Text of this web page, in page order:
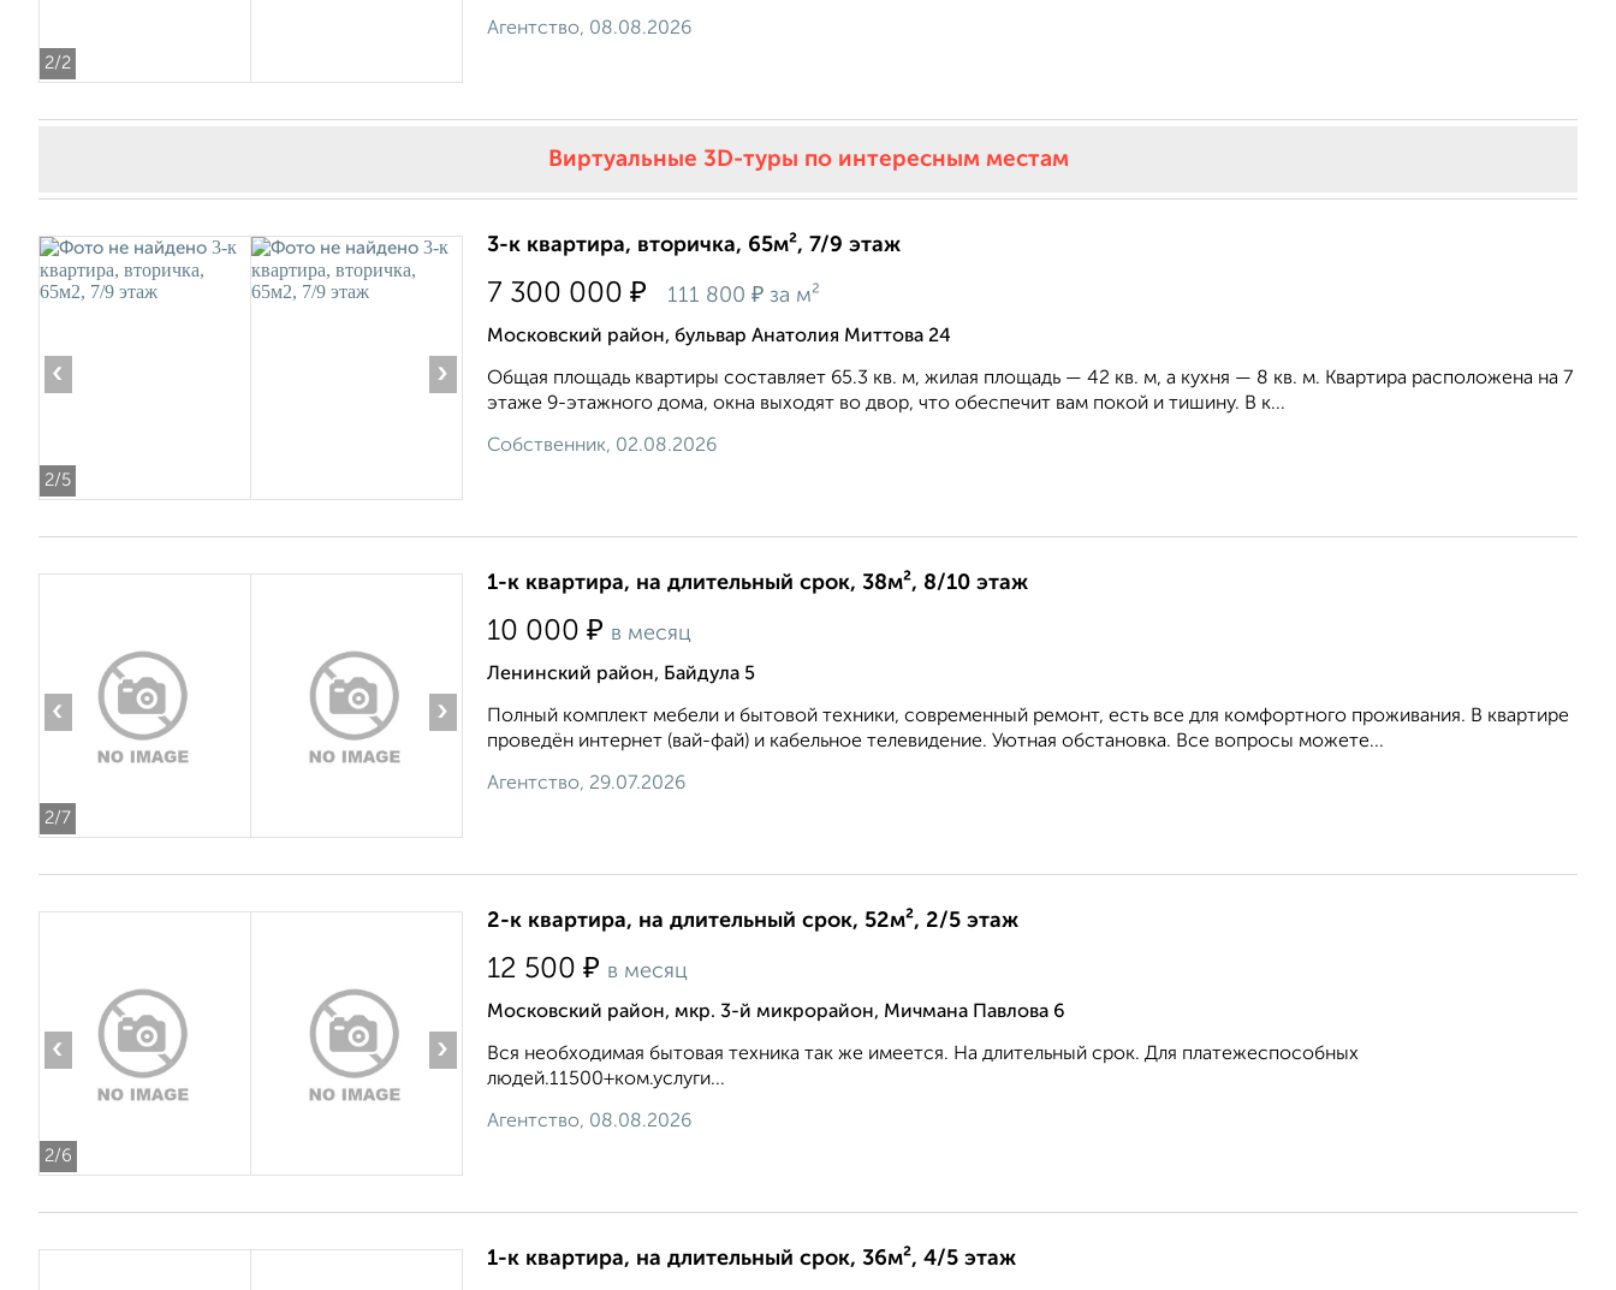
2/2
Агентство, 08.08.2026
Виртуальные 3D-туры по интересным местам
2/5
‹ ›
3-к квартира, вторичка, 65м², 7/9 этаж
7 300 000 ₽ 111 800 ₽ за м²
Московский район, бульвар Анатолия Миттова 24
Общая площадь квартиры составляет 65.3 кв. м, жилая площадь — 42 кв. м, а кухня — 8 кв. м. Квартира расположена на 7
этаже 9-этажного дома, окна выходят во двор, что обеспечит вам покой и тишину. В к...
Собственник, 02.08.2026
2/7
‹ ›
1-к квартира, на длительный срок, 38м², 8/10 этаж
10 000 ₽ в месяц
Ленинский район, Байдула 5
Полный комплект мебели и бытовой техники, современный ремонт, есть все для комфортного проживания. В квартире
проведён интернет (вай-фай) и кабельное телевидение. Уютная обстановка. Все вопросы можете...
Агентство, 29.07.2026
2/6
‹ ›
2-к квартира, на длительный срок, 52м², 2/5 этаж
12 500 ₽ в месяц
Московский район, мкр. 3-й микрорайон, Мичмана Павлова 6
Вся необходимая бытовая техника так же имеется. На длительный срок. Для платежеспособных
людей.11500+ком.услуги...
Агентство, 08.08.2026
1-к квартира, на длительный срок, 36м², 4/5 этаж